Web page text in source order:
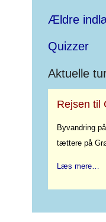
Ældre
Quizzer
Aktuelle
Rejsen til
Byvandring
tættere på
Læs mere…